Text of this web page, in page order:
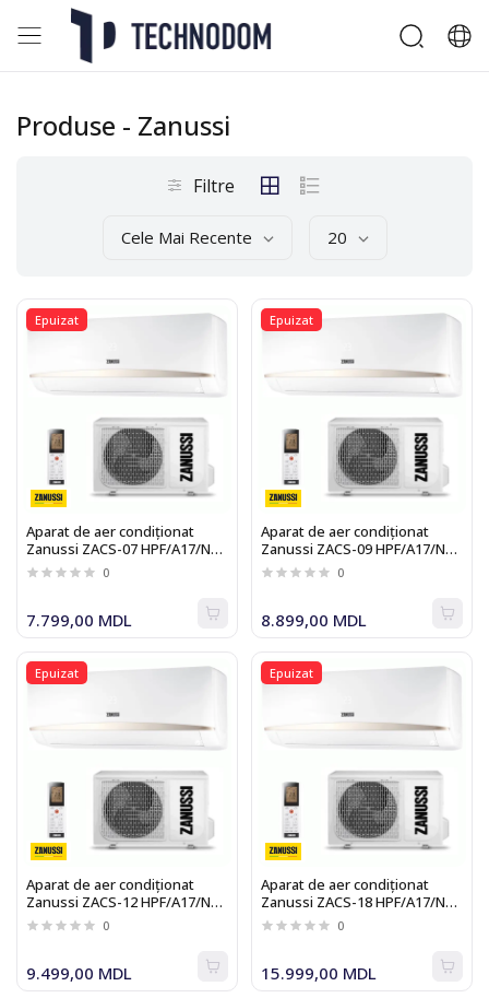
Produse - Zanussi
Filtre
Cele Mai Recente 20
Epuizat
Aparat de aer condiționat
Zanussi ZACS-07 HPF/A17/N1
On-Off
0
7.799,00 MDL
Epuizat
Aparat de aer condiționat
Zanussi ZACS-09 HPF/A17/N1
On-Off
0
8.899,00 MDL
Epuizat
Aparat de aer condiționat
Zanussi ZACS-12 HPF/A17/N1
On-Off
0
9.499,00 MDL
Epuizat
Aparat de aer condiționat
Zanussi ZACS-18 HPF/A17/N1
On-Off
0
15.999,00 MDL